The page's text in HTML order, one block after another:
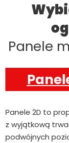
Panele
Panele 2D to
z wyjątkową
podwójnych